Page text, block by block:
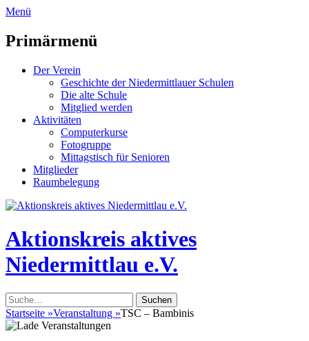
zum
überspringen
Menü
Primärmenü
Der Verein
Geschichte der Niedermittlauer Schulen
Die alte Schule
Mitglied werden
Aktivitäten
Computerkurse
Fotogruppe
Mittagstisch für Senioren
Mitglieder
Raumbelegung
Header
Aktionskreis aktives
Niedermittlau e.V.
Suche
nach:
Startseite »Veranstaltung »TSC – Bambinis